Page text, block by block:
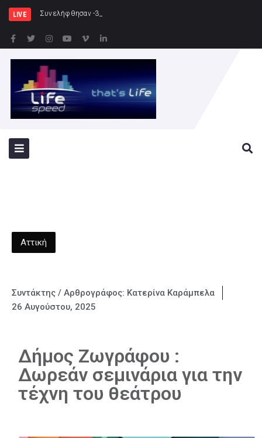
LIVE Συνελήφθησαν -3- άτομα για καλλιέργει
Αττική
Συντάκτης / Αρθρογράφος: Κατερίνα Καράμπελα
26 Αυγούστου, 2025
Δήμος Ζωγράφου :
Δωρεάν σεμινάρια για την
τέχνη του θεάτρου